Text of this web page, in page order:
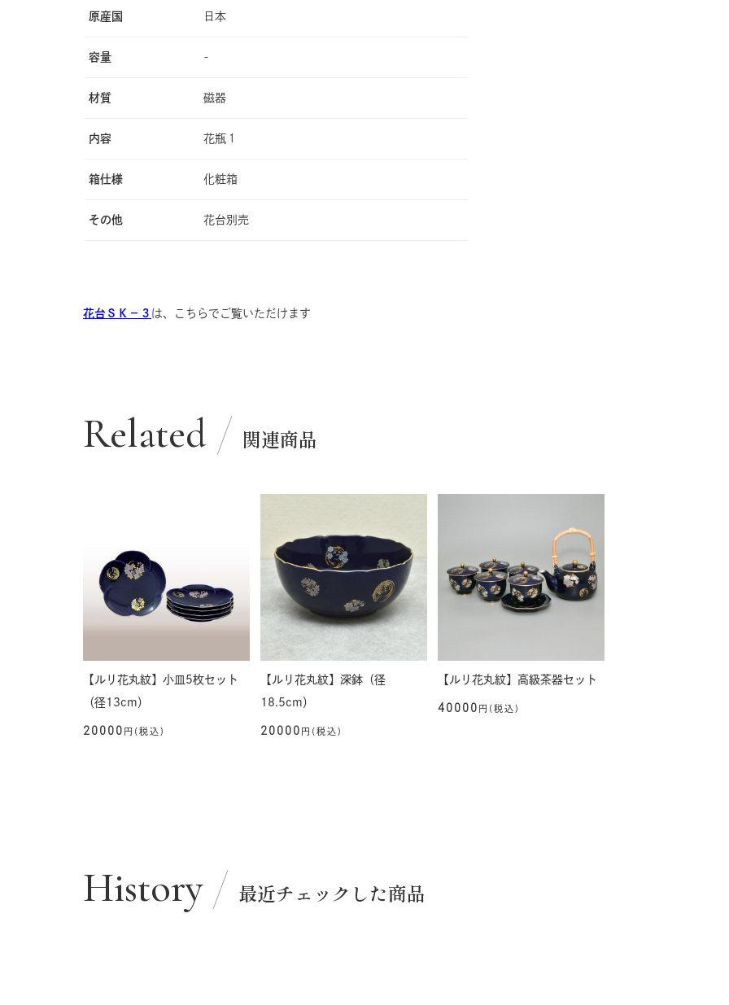
原産国 日本
容量 -
材質 磁器
内容 花瓶１
箱仕様 化粧箱
その他 花台別売
花台ＳＫ−３ は、こちらでご覧いただけます
Related 関連商品
【ルリ花丸紋】小皿5枚セット
（径13cm）
20000 円(税込)
【ルリ花丸紋】深鉢（径
18.5cm）
20000 円(税込)
【ルリ花丸紋】高級茶器セット
40000 円(税込)
History 最近チェックした商品